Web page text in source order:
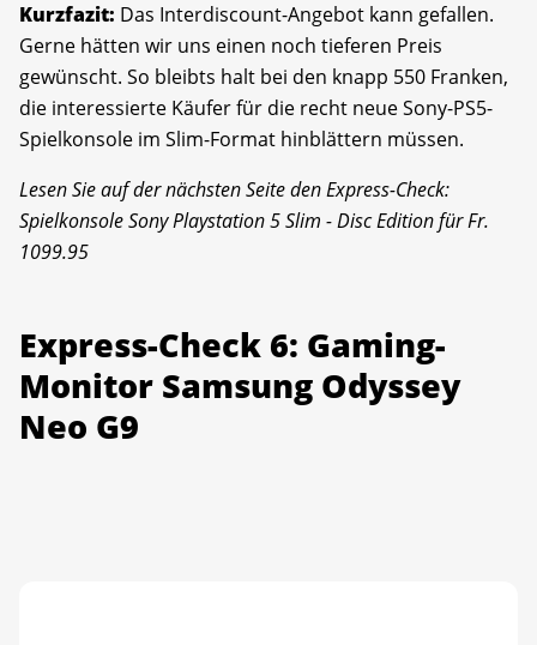
Kurzfazit: Das Interdiscount-Angebot kann gefallen.
Gerne hätten wir uns einen noch tieferen Preis
gewünscht. So bleibts halt bei den knapp 550 Franken,
die interessierte Käufer für die recht neue Sony-PS5-
Spielkonsole im Slim-Format hinblättern müssen.
Lesen Sie auf der nächsten Seite den Express-Check:
Spielkonsole Sony Playstation 5 Slim - Disc Edition für Fr.
1099.95
Express-Check 6: Gaming-
Monitor Samsung Odyssey
Neo G9